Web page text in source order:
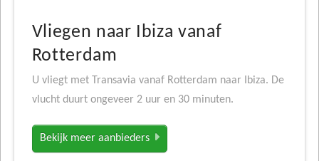
Vliegen naar Ibiza vanaf
Rotterdam
U vliegt met Transavia vanaf Rotterdam naar Ibiza. De
vlucht duurt ongeveer 2 uur en 30 minuten.
Bekijk meer aanbieders